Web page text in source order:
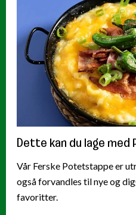
Dette kan du lage
Vår Ferske Potetstappe er
også forvandles til nye og
favoritter.